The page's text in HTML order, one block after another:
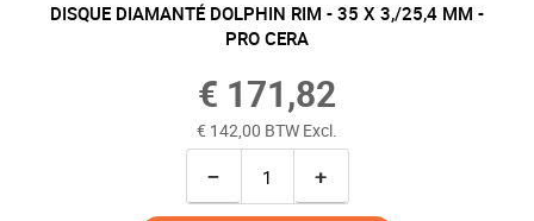
DISQUE DIAMANTÉ DOLPHIN RIM - 35 X 3,/25,4 MM -
PRO CERA
€ 171,82
€ 142,00 BTW Excl.
− +